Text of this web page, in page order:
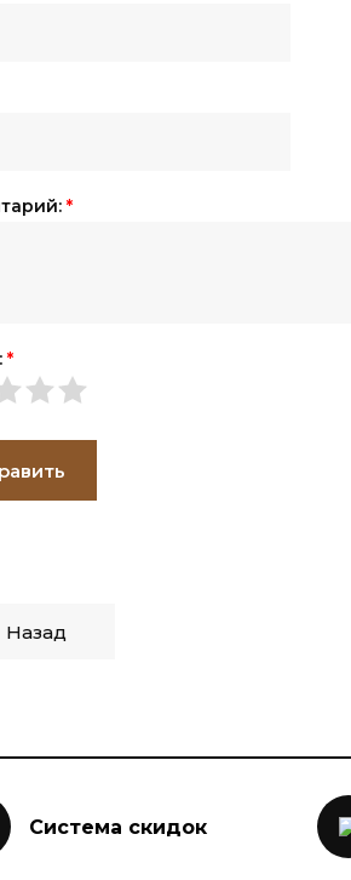
*
*
Назад
Система скидок